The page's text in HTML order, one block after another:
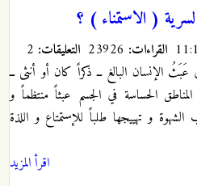
( الاستمناء ) ؟
القراءات: التعليقات:
الإنسان البالغ ــ ذكراً كان أو أنثى ــ
المناطق الحساسة في الجسم عبثاً منتظماً و
و تهييجها طلباً للإستمتاع و اللذة
اقرأ المزيد